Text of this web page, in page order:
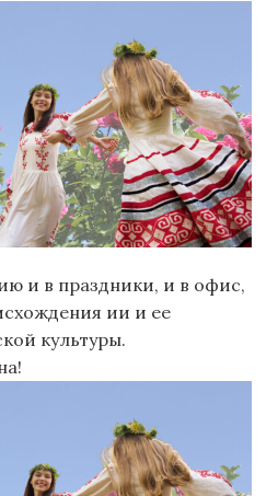
и в праздники, и в офис,
ии и ее
культуры.